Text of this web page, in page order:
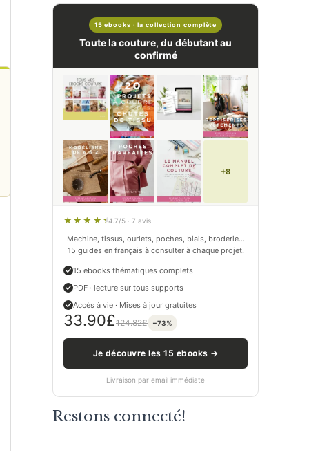
15 ebooks · la collection complète
Toute la couture, du débutant au
confirmé
+8
4.7/5 · 7 avis
Machine, tissus, ourlets, poches, biais, broderie…
15 guides en français à consulter à chaque projet.
15 ebooks thématiques complets
PDF · lecture sur tous supports
Accès à vie · Mises à jour gratuites
33.90£124.82£ −73%
Je découvre les 15 ebooks →
Livraison par email immédiate
Restons connecté!